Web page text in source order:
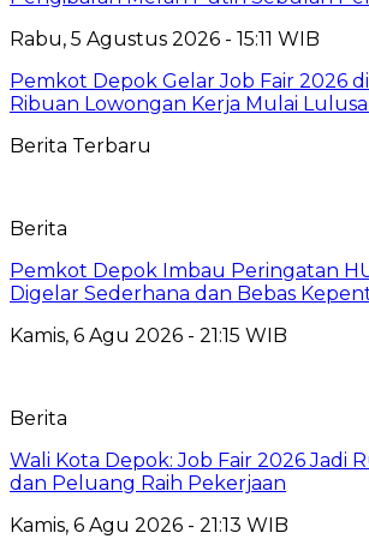
Rabu, 5 Agustus 2026 - 15:11 WIB
Pemkot Depok Gelar Job Fair 2026
Ribuan Lowongan Kerja Mulai
Berita Terbaru
Berita
Pemkot Depok Imbau Peringatan
Digelar Sederhana dan Bebas
Kamis, 6 Agu 2026 - 21:15 WIB
Berita
Wali Kota Depok: Job Fair 2026 Jadi
dan Peluang Raih Pekerjaan
Kamis, 6 Agu 2026 - 21:13 WIB